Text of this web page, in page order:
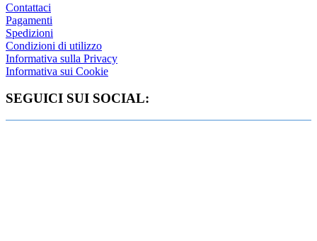
Contattaci
Pagamenti
Spedizioni
Condizioni di utilizzo
Informativa sulla Privacy
Informativa sui Cookie
SEGUICI SUI SOCIAL: